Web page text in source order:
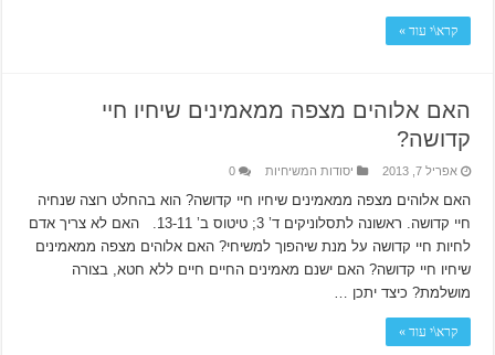
קרא\י עוד »
האם אלוהים מצפה ממאמינים שיחיו חיי
קדושה?
אפריל 7, 2013 יסודות המשיחיות 0
האם אלוהים מצפה ממאמינים שיחיו חיי קדושה? הוא בהחלט רוצה שנחיה
חיי קדושה. ראשונה לתסלוניקים ד’ 3; טיטוס ב’ 13-11. האם לא צריך אדם
לחיות חיי קדושה על מנת שיהפוך למשיחי? האם אלוהים מצפה ממאמינים
שיחיו חיי קדושה? האם ישנם מאמינים החיים חיים ללא חטא, בצורה
מושלמת? כיצד יתכן …
קרא\י עוד »